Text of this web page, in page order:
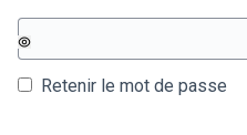
Retenir le mot de passe